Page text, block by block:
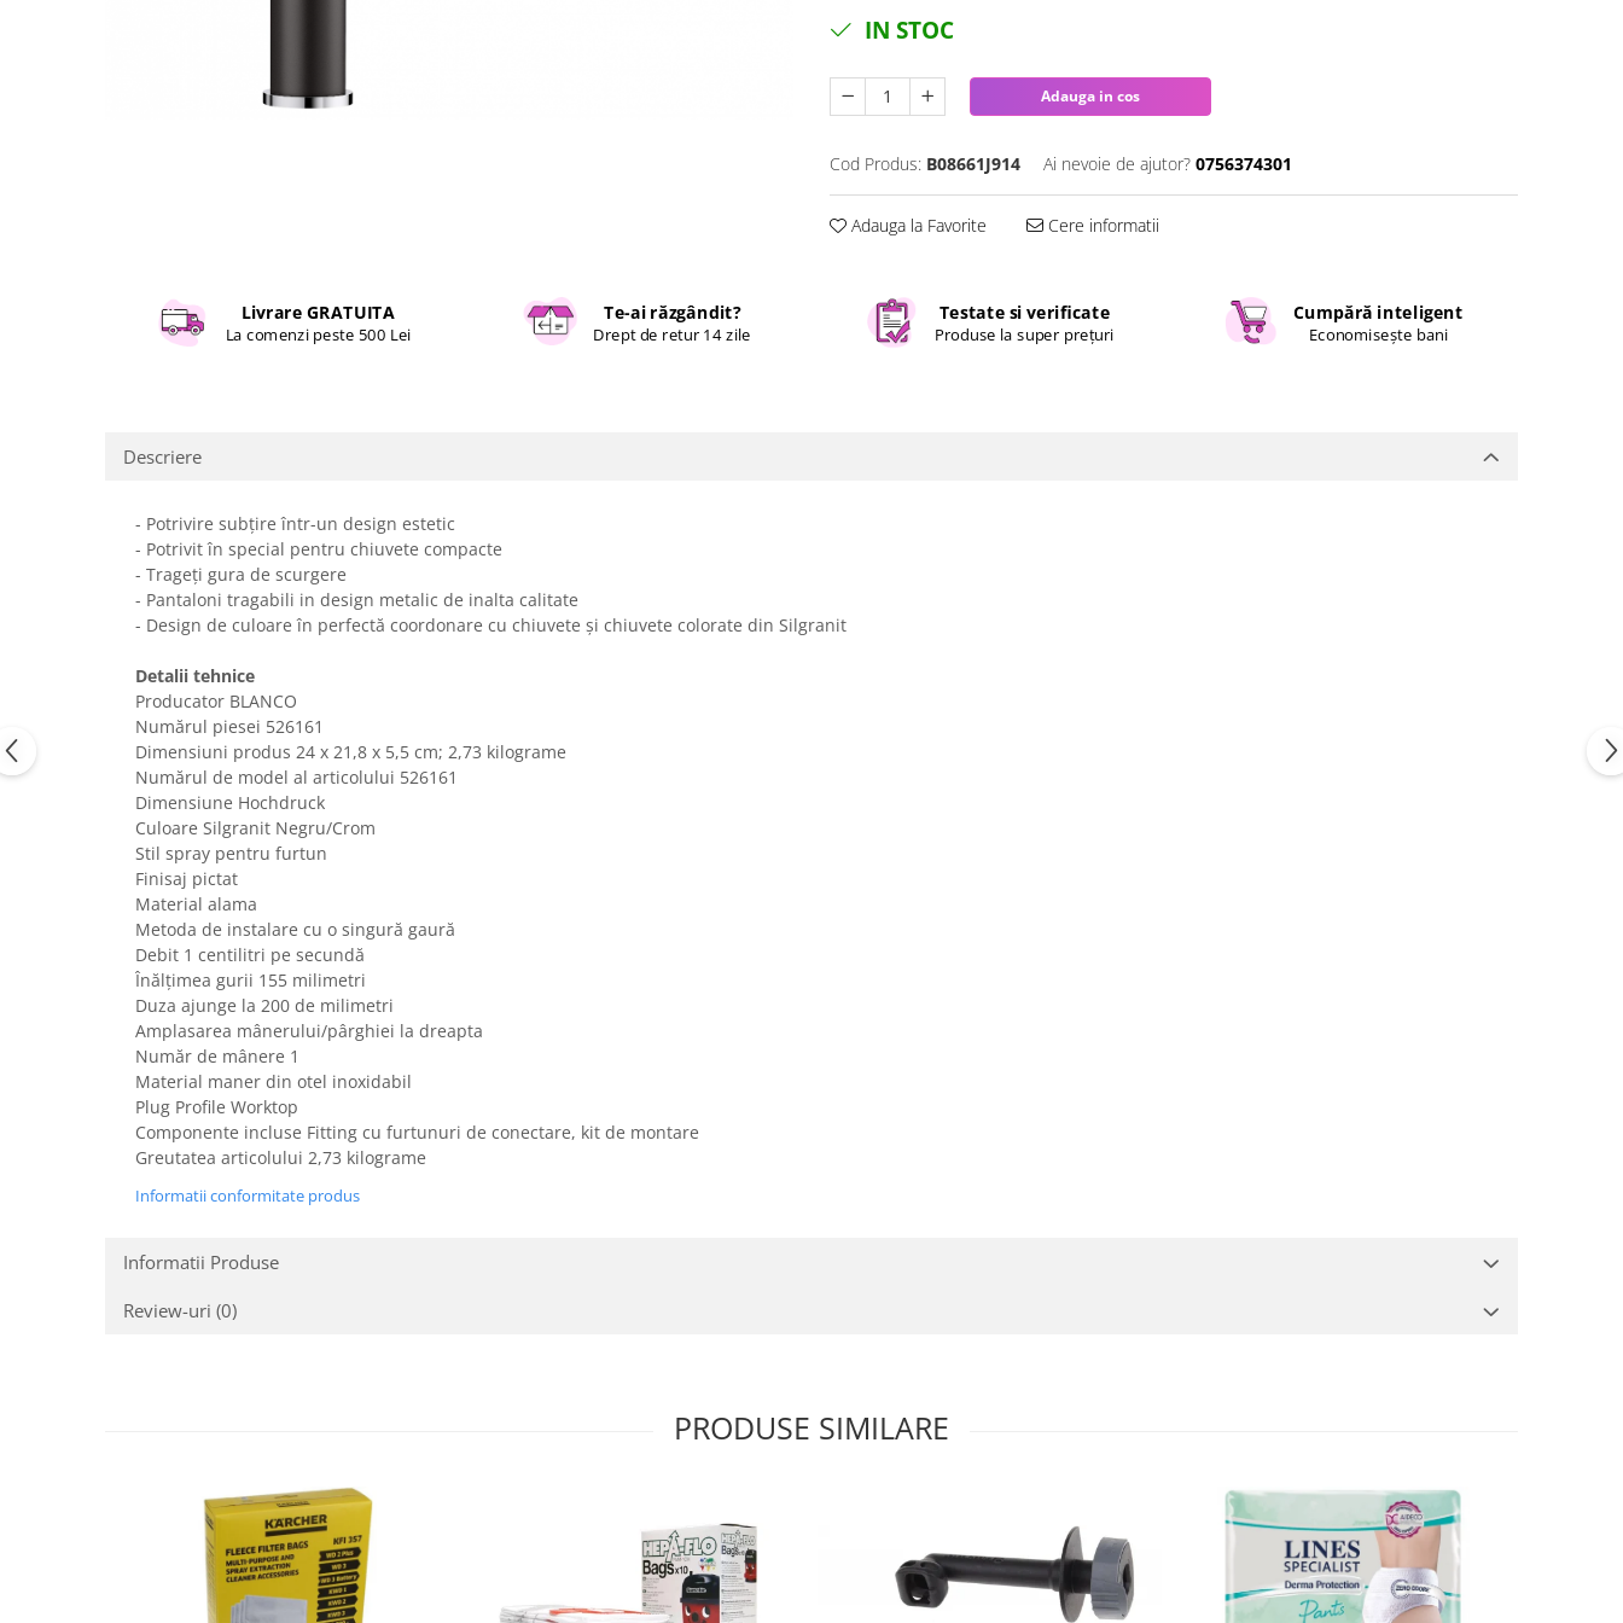
Mobila Living & Dining
Organizare si depozitare
Textile si covoare
Utilaje si materiale de constructii
Laptop, Tablete & Telefoane
Accesorii tablete
Laptopuri si Accesorii
Telefoane Mobile & accesorii
Wearable & Gadgeturi
Electrocasnice & Climatizare
Accesorii si piese masini spalat
rufe si uscatoare
Accesorii si piese masini spalat
Aparate Frigorifice
Aparate Racire Aer
Aragaze si cuptoare cu microunde
Climatizare & sisteme de incalzire
Electrocasnice pentru Bucatarie
Fiare de calcat si masini de cusut
Ingrijire Locuinta
Purificatoare de aer
Ceasuri barbatesti
Cutii, curele si accesorii ceasuri
IN STOC
Adauga in cos
Cod Produs: B08661J914 Ai nevoie de ajutor? 0756374301
Adauga la Favorite Cere informatii
Livrare GRATUITA
La comenzi peste 500 Lei
Te-ai răzgândit?
Drept de retur 14 zile
Testate si verificate
Produse la super prețuri
Cumpără inteligent
Economisește bani
Descriere
- Potrivire subțire într-un design estetic
- Potrivit în special pentru chiuvete compacte
- Trageți gura de scurgere
- Pantaloni tragabili in design metalic de inalta calitate
- Design de culoare în perfectă coordonare cu chiuvete și chiuvete colorate din Silgranit
Detalii tehnice
Producator BLANCO
Numărul piesei 526161
Dimensiuni produs ‎24 x 21,8 x 5,5 cm; 2,73 kilograme
Numărul de model al articolului 526161
Dimensiune Hochdruck
Culoare Silgranit Negru/Crom
Stil spray pentru furtun
Finisaj pictat
Material alama
Metoda de instalare cu o singură gaură
Debit ‎1 centilitri pe secundă
Înălțimea gurii 155 milimetri
Duza ajunge la 200 de milimetri
Amplasarea mânerului/pârghiei la dreapta
Număr de mânere 1
Material maner din otel inoxidabil
Plug Profile ‎Worktop
Componente incluse ‎Fitting cu furtunuri de conectare, kit de montare
Greutatea articolului 2,73 kilograme
Informatii conformitate produs
Informatii Produse
Review-uri (0)
PRODUSE SIMILARE